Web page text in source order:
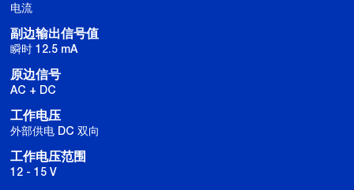
电流
副边输出信号值
瞬时 12.5 mA
原边信号
AC + DC
工作电压
外部供电 DC 双向
工作电压范围
12 - 15 V